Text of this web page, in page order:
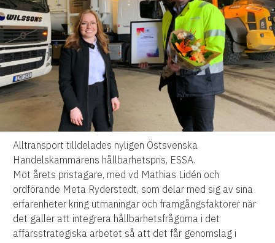
Alltransport tilldelades nyligen Östsvenska
Handelskammarens hållbarhetspris, ESSA.
Möt årets pristagare, med vd Mathias Lidén och
ordförande Meta Ryderstedt, som delar med sig av sina
erfarenheter kring utmaningar och framgångsfaktorer när
det gäller att integrera hållbarhetsfrågorna i det
affärsstrategiska arbetet så att det får genomslag i